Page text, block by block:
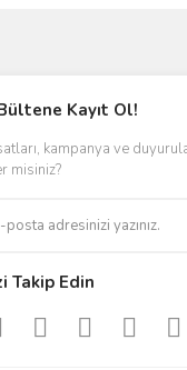
Kayıt Ol!
kampanya ve
misiniz?
Takip Edin